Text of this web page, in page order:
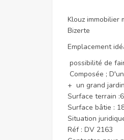
Klouz
Bizerte
Emplacement
possibilité de
Composée ;
+ un grand
Surface terrain
Surface bâtie :
Situation
Réf : DV 2163